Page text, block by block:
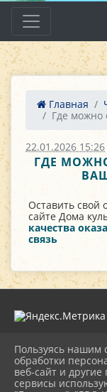
Главная
Где можно
22.01.2026 15:26
ГДЕ
Оставить свой
сайте Дома
качества
связь
2026 г.
Вход
Карта сайта
Пользуясь нашим
обработки
веб-сайт и
сервисы